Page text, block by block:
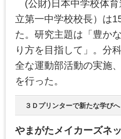
(公財)日本中学校体育
立第一中学校校長）は
た。研究主題は「豊か
り方を目指して」。分
全な運動部活動の実施
を行った。
３Ｄプリンターで新たな学びへ
やまがたメイカーズネ